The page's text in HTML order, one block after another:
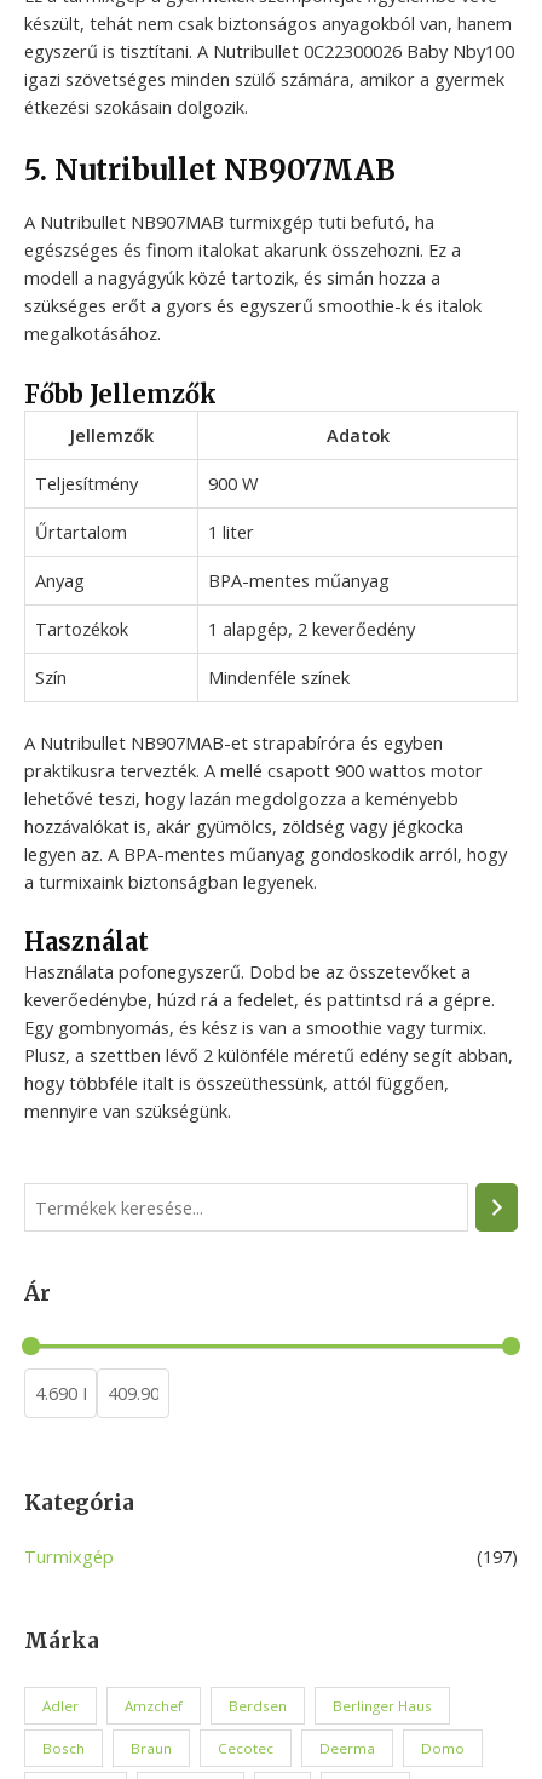
e
r
c
h
Ár
Kategória
Turmixgép (197)
Márka
Adler Amzchef Berdsen Berlinger Haus
Bosch Braun Cecotec Deerma Domo
készült, tehát nem csak biztonságos anyagokból van, hanem
egyszerű is tisztítani. A Nutribullet 0C22300026 Baby Nby100
igazi szövetséges minden szülő számára, amikor a gyermek
étkezési szokásain dolgozik.
5. Nutribullet NB907MAB
A Nutribullet NB907MAB turmixgép tuti befutó, ha
egészséges és finom italokat akarunk összehozni. Ez a
modell a nagyágyúk közé tartozik, és simán hozza a
szükséges erőt a gyors és egyszerű smoothie-k és italok
megalkotásához.
Főbb Jellemzők
Jellemzők
Adatok
Teljesítmény
900 W
Űrtartalom
1 liter
Anyag
BPA-mentes műanyag
Tartozékok
1 alapgép, 2 keverőedény
Szín
Mindenféle színek
A Nutribullet NB907MAB-et strapabíróra és egyben
praktikusra tervezték. A mellé csapott 900 wattos motor
lehetővé teszi, hogy lazán megdolgozza a keményebb
hozzávalókat is, akár gyümölcs, zöldség vagy jégkocka
legyen az. A BPA-mentes műanyag gondoskodik arról, hogy
a turmixaink biztonságban legyenek.
Használat
Használata pofonegyszerű. Dobd be az összetevőket a
keverőedénybe, húzd rá a fedelet, és pattintsd rá a gépre.
Egy gombnyomás, és kész is van a smoothie vagy turmix.
Plusz, a szettben lévő 2 különféle méretű edény segít abban,
hogy többféle italt is összeüthessünk, attól függően,
mennyire van szükségünk.